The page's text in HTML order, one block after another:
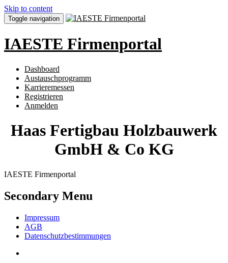
Skip to content
Toggle navigation
IAESTE Firmenportal
Dashboard
Austauschprogramm
Karrieremessen
Registrieren
Anmelden
Haas Fertigbau Holzbauwerk
GmbH & Co KG
IAESTE Firmenportal
Secondary Menu
Impressum
AGB
Datenschutzbestimmungen